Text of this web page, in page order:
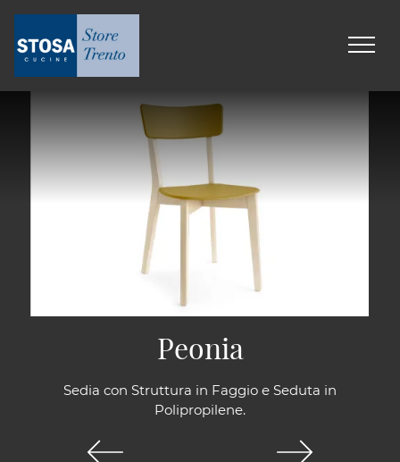
Sedia con Struttura in Faggio e Seduta in
Polipropilene.
Peonia